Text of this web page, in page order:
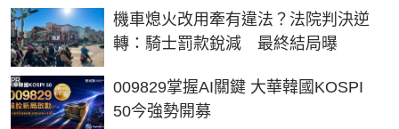
機車熄火改用牽有違法？法院判決逆
轉：騎士罰款銳減 最終結局曝
009829掌握AI關鍵 大華韓國KOSPI
50今強勢開募
PR